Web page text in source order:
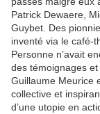
Patrick Dewaere,
Guybet. Des
inventé via le café-
Personne n’avait
des témoignages
Guillaume Meurice
collective et
d’une utopie en